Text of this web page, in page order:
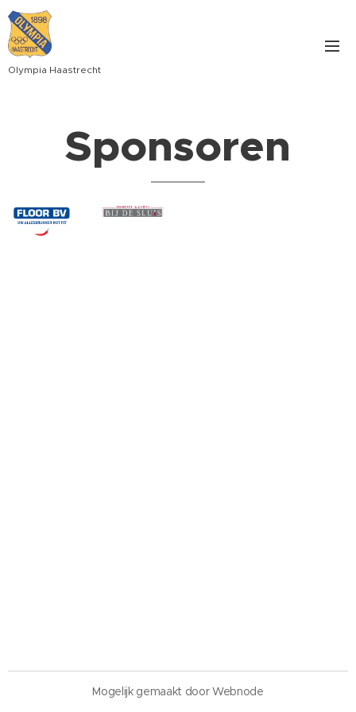
Olympia Haastrecht
Sponsoren
Mogelijk gemaakt door Webnode